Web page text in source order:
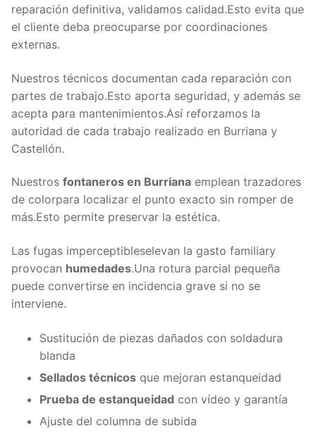
reparación definitiva, validamos calidad.Esto evita que
el cliente deba preocuparse por coordinaciones
externas.
Nuestros técnicos documentan cada reparación con
partes de trabajo.Esto aporta seguridad, y además se
acepta para mantenimientos.Así reforzamos la
autoridad de cada trabajo realizado en Burriana y
Castellón.
Nuestros fontaneros en Burriana emplean trazadores
de colorpara localizar el punto exacto sin romper de
más.Esto permite preservar la estética.
Las fugas imperceptibleselevan la gasto familiary
provocan humedades.Una rotura parcial pequeña
puede convertirse en incidencia grave si no se
interviene.
Sustitución de piezas dañados con soldadura
blanda
Sellados técnicos que mejoran estanqueidad
Prueba de estanqueidad con vídeo y garantía
Ajuste del columna de subida